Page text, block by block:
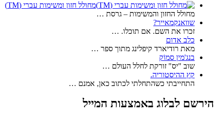
מחולל חזון ומשימות עברי (TM)
מחולל החזון והמשימות – גרסת …
שוואנקמאייר?
זכרו את השם. אם תוכלו. …
כלב אדום
מאת רודיארד קיפלינג מתוך ספר …
בנג'מין סמוֹק
שוב "יס" זורקת לחלל העולם …
קץ ההיסטוריה.
התחייבתי כשהתחלתי לכתוב כאן, אמנם …
הירשם לבלוג באמצעות המייל